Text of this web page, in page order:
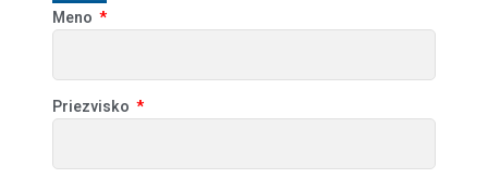
Meno
Priezvisko